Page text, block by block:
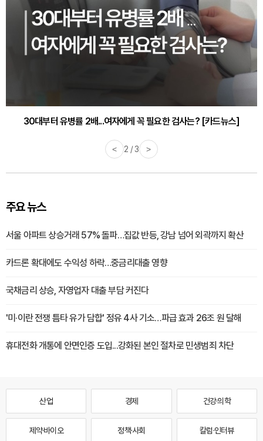
30대부터 유병률 2배...여자에게 꼭 필요한 검사는? [카드뉴스]
< 2 / 3 >
주요 뉴스
서울 아파트 상승거래 57% 돌파…집값 반등, 강남 넘어 외곽까지 확산
카드론 확대에도 수익성 하락…중금리대출 영향
국채금리 상승, 자영업자 대출 부담 커진다
'미·이란 전쟁 틈타 유가 담합' 정유 4사 기소…파급 효과 26조 원 달해
휴대전화 개통에 안면인증 도입...강화된 본인 절차로 민생범죄 차단
산업 경제 건강·의학
제약·바이오 정책·사회 칼럼·인터뷰